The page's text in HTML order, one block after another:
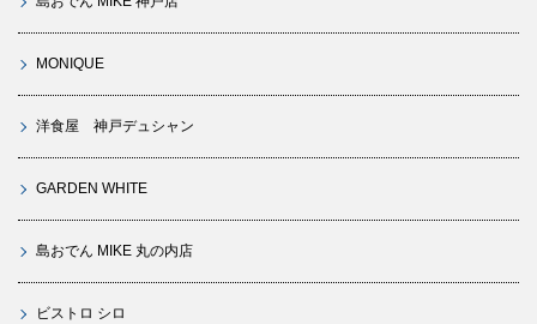
MONIQUE
洋食屋 神戸デュシャン
GARDEN WHITE
島おでん MIKE 丸の内店
ビストロ シロ